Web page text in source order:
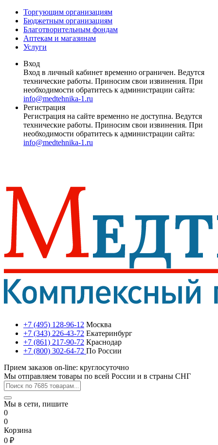
Торгующим организациям
Бюджетным организациям
Благотворительным фондам
Аптекам и магазинам
Услуги
Вход
Вход в личный кабинет временно ограничен. Ведутся
технические работы. Приносим свои извинения. При
необходимости обратитесь к администрации сайта:
info@medtehnika-1.ru
Регистрация
Регистрация на сайте временно не доступна. Ведутся
технические работы. Приносим свои извинения. При
необходимости обратитесь к администрации сайта:
info@medtehnika-1.ru
+7 (495) 128-96-12 Москва
+7 (343) 226-43-72 Екатеринбург
+7 (861) 217-90-72 Краснодар
+7 (800) 302-64-72 По России
Прием заказов on-line: круглосуточно
Мы отправляем товары по всей России и в страны СНГ
Мы в сети, пишите
0
0
Корзина
0 ₽